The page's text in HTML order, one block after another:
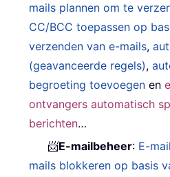
mails plannen om te
CC/BCC toepassen op
verzenden van e-mails,
(geavanceerde regels),
begroeting toevoegen en
ontvangers automatisch
berichten…
📨E-mailbeheer: E-
mails blokkeren op basis